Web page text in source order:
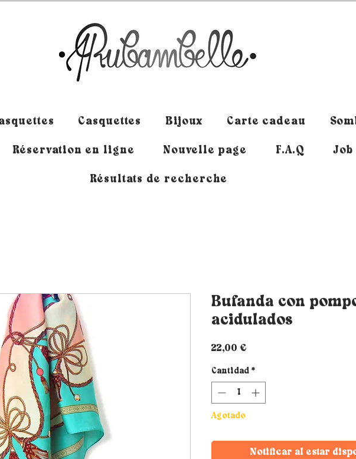
Casquettes Bijoux Carte cadeau
Réservation en ligne Nouvelle page F.A.Q Job
Résultats de recherche
Bufanda con
acidulados
22,00 €
Cantidad *
Agotado
Notificar al estar